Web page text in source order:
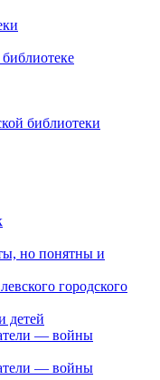
библиотеки
но понятны и
городского
детей
— войны
— войны